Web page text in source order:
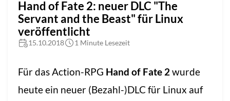
Hand of Fate 2: neuer DLC "The
Servant and the Beast" für Linux
veröffentlicht
15.10.2018 1 Minute Lesezeit
Für das Action-RPG Hand of Fate 2 wurde
heute ein neuer (Bezahl-)DLC für Linux auf